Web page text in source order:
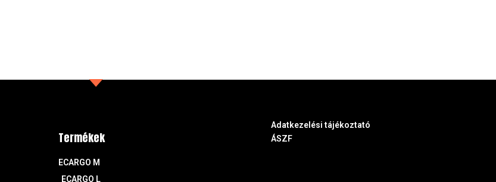
Termékek
ECARGO M
ECARGO L
Adatkezelési tájékoztató
ÁSZF